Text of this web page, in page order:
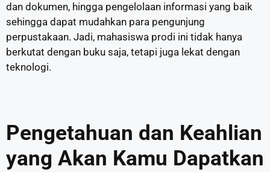
dan dokumen, hingga pengelolaan informasi yang baik
sehingga dapat mudahkan para pengunjung
perpustakaan. Jadi, mahasiswa prodi ini tidak hanya
berkutat dengan buku saja, tetapi juga lekat dengan
teknologi.
Pengetahuan dan Keahlian
yang Akan Kamu Dapatkan